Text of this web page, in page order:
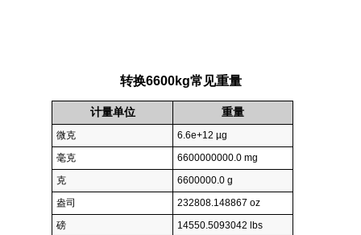
转换6600kg常见重量
计量单位 重量
微克
6.6e+12 µg
毫克
6600000000.0 mg
克
6600000.0 g
盎司
232808.148867 oz
磅
14550.5093042 lbs